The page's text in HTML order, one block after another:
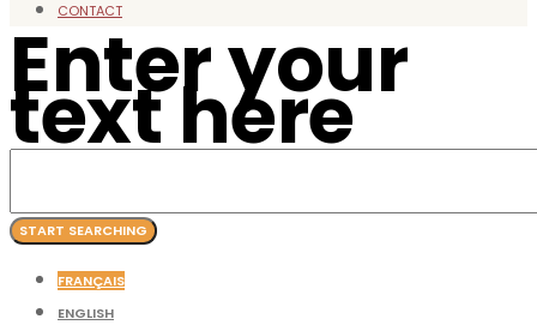
CONTACT
Enter your
text here
FRANÇAIS
ENGLISH